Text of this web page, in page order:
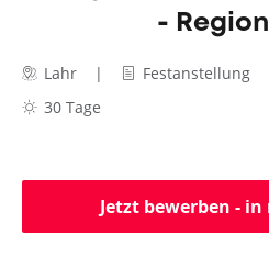
-
Lahr Festanstellung
30 Tage
Jetzt bewerben -